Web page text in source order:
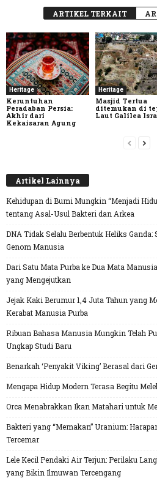
ARTIKEL TERKAIT
Heritage
Keruntuhan
Peradaban Persia:
Akhir dari
Kekaisaran Agung
Heritage
Masjid Tertua
ditemukan di
Laut Galilea
Artikel Lainnya
Kehidupan di Bumi Mungkin “Menjadi
tentang Asal-Usul Bakteri dan Arkea
DNA Tidak Selalu Berbentuk Heliks
Genom Manusia
Dari Satu Mata Purba ke Dua Mata
yang Mengejutkan
Jejak Kaki Berumur 1,4 Juta Tahun yang
Kerabat Manusia Purba
Ribuan Bahasa Manusia Mungkin Telah
Ungkap Studi Baru
Benarkah ‘Penyakit Viking’ Berasal dari
Mengapa Hidup Modern Terasa Begitu
Orca Menabrakkan Ikan Matahari untuk
Bakteri yang “Memakan” Uranium:
Tercemar
Lele Kecil Pendaki Air Terjun: Perilaku
yang Bikin Ilmuwan Tercengang